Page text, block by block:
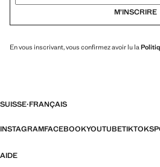
M’INSCRIRE
En vous inscrivant, vous confirmez avoir lu la
SUISSE·FRANÇAIS
INSTAGRAMFACEBOOKYOUTUBETIKTOK
AIDE